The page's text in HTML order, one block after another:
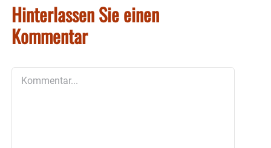
Hinterlassen Sie einen
Kommentar